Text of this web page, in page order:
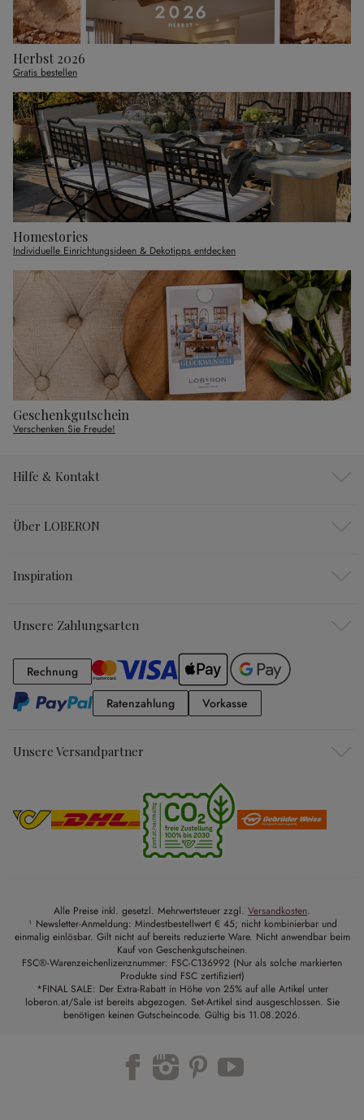
Herbst 2026
Gratis bestellen
Homestories
Individuelle Einrichtungsideen & Dekotipps entdecken
Geschenkgutschein
Verschenken Sie Freude!
Hilfe & Kontakt
Über LOBERON
Inspiration
Unsere Zahlungsarten
RechnungRechnung
RatenzahlungRatenzahlung
Vorkasse
Unsere Versandpartner
Alle Preise inkl. gesetzl. Mehrwertsteuer zzgl. Versandkosten.
¹ Newsletter-Anmeldung: Mindestbestellwert € 45; nicht kombinierbar und
einmalig einlösbar. Gilt nicht auf bereits reduzierte Ware. Nicht anwendbar beim
Kauf von Geschenkgutscheinen.
FSC®-Warenzeichenlizenznummer: FSC-C136992 (Nur als solche markierten
Produkte sind FSC zertifiziert)
*FINAL SALE: Der Extra-Rabatt in Höhe von 25% auf alle Artikel unter
loberon.at/Sale ist bereits abgezogen. Set-Artikel sind ausgeschlossen. Sie
benötigen keinen Gutscheincode. Gültig bis 11.08.2026.